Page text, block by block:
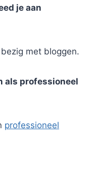
je aan
met bloggen.
als professioneel
professioneel